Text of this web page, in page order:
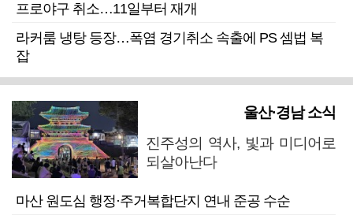
프로야구 취소…11일부터 재개
라커룸 냉탕 등장…폭염 경기취소 속출에 PS 셈법 복
잡
울산·경남 소식
진주성의 역사, 빛과 미디어로
되살아난다
마산 원도심 행정·주거복합단지 연내 준공 수순